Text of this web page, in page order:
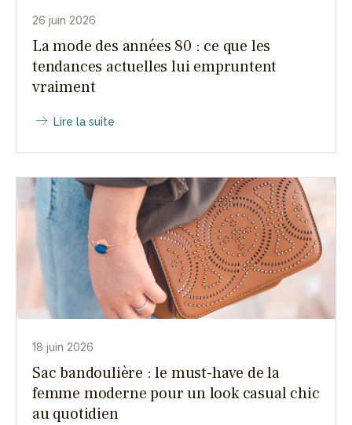
26 juin 2026
La mode des années 80 : ce que les
tendances actuelles lui empruntent
vraiment
Lire la suite
18 juin 2026
Sac bandoulière : le must-have de la
femme moderne pour un look casual chic
au quotidien